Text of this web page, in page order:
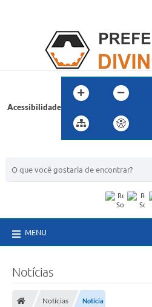
Acessibilidade
MENU
Notícias
Notícias Notícia